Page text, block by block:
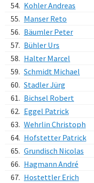
54. Kohler Andreas
55. Manser Reto
56. Bäumler Peter
57. Bühler Urs
58. Halter Marcel
59. Schmidt Michael
60. Stadler Jürg
61. Bichsel Robert
62. Eggel Patrick
63. Wehrlin Christoph
64. Hofstetter Patrick
65. Grundisch Nicolas
66. Hagmann André
67. Hostettler Erich